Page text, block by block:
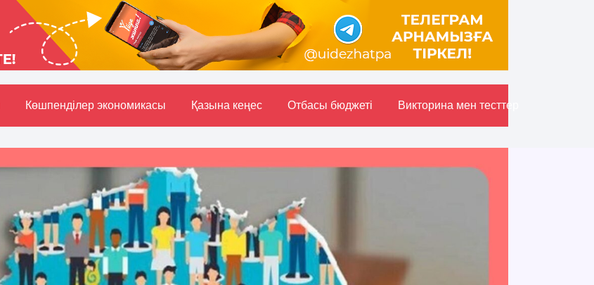
Көшпенділер экономикасы Қазына кеңес Отбасы бюджетi Викторина мен тесттер